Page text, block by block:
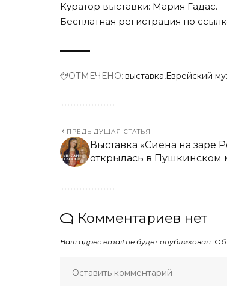
Куратор выставки: Мария Гадас.
Бесплатная регистрация по
ОТМЕЧЕНО: выставка Еврейский
ПРЕДЫДУЩАЯ СТАТЬЯ
Выставка «Сиена на заре
открылась в Пушкинском
Комментариев нет
Ваш адрес email не будет опубликован.